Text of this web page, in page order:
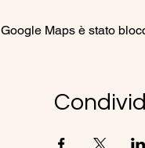
Google Maps è stato